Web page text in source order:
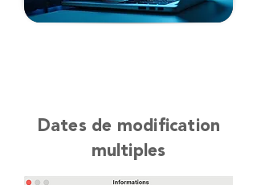
Dates de modification
multiples